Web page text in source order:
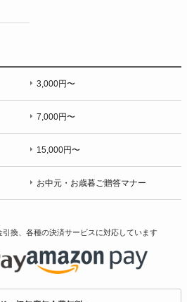
3,000円〜
7,000円〜
15,000円〜
お中元・お歳暮ご贈答マナー
換、各種の決済サービスに対応しています